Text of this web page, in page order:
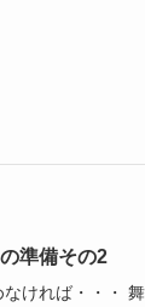
準備その2
ければ・・・